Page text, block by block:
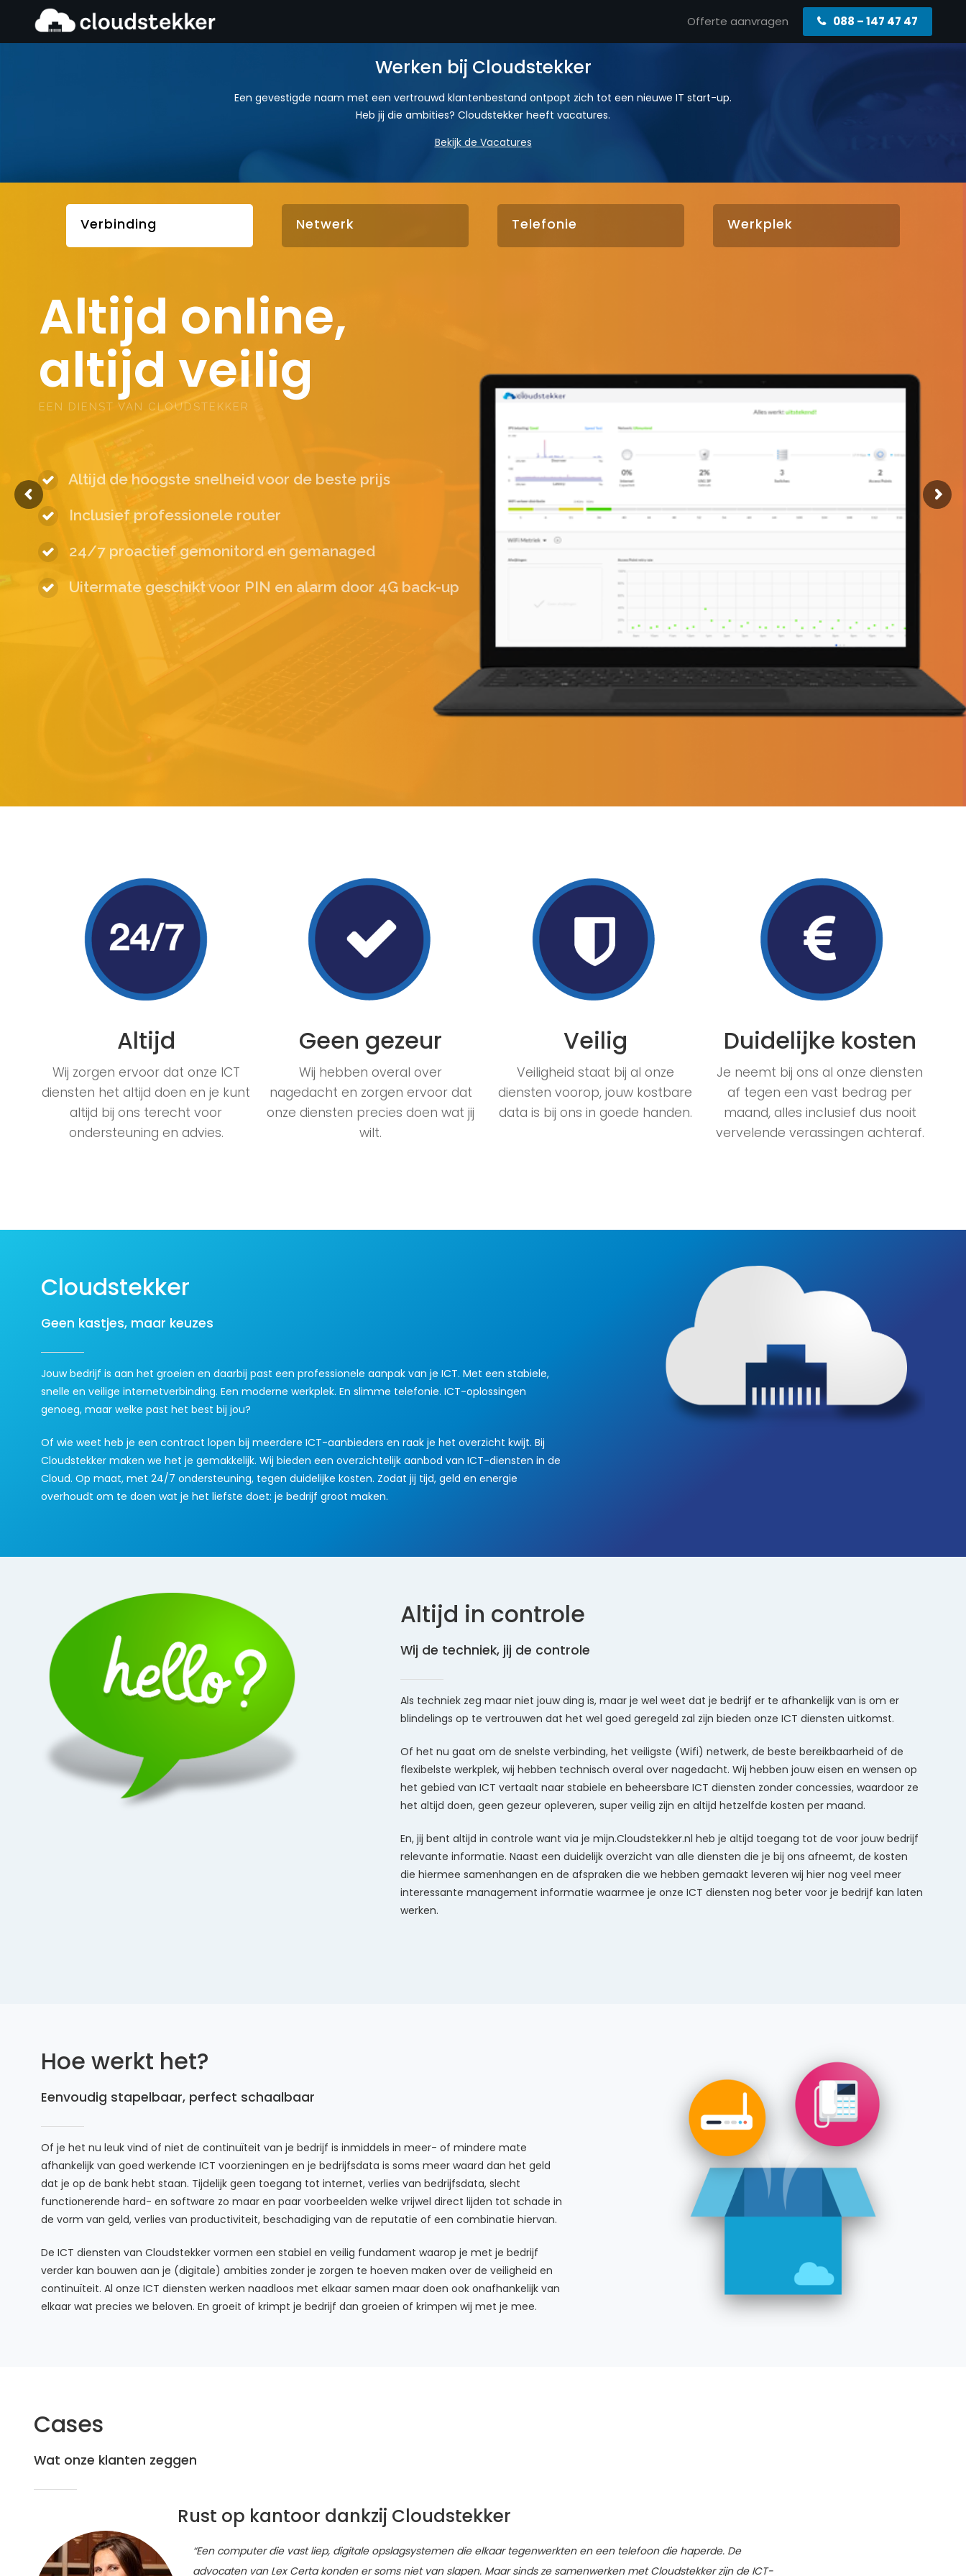
de
Offerte aanvragen 088 – 147 47 47
Werken bij Cloudstekker
Een gevestigde naam met een vertrouwd klantenbestand ontpopt zich tot een nieuwe IT start-up.
Heb jij die ambities? Cloudstekker heeft vacatures.
Bekijk de Vacatures
Altijd online,
altijd veilig
EEN DIENST VAN CLOUDSTEKKER
Altijd de hoogste snelheid voor de beste prijs
Inclusief professionele router
24/7 proactief gemonitord en gemanaged
Uitermate geschikt voor PIN en alarm door 4G back-up
Verbinding Netwerk Telefonie Werkplek
Altijd
Wij zorgen ervoor dat onze ICT
diensten het altijd doen en je kunt
altijd bij ons terecht voor
ondersteuning en advies.
Geen gezeur
Wij hebben overal over
nagedacht en zorgen ervoor dat
onze diensten precies doen wat jij
wilt.
Veilig
Veiligheid staat bij al onze
diensten voorop, jouw kostbare
data is bij ons in goede handen.
Duidelijke kosten
Je neemt bij ons al onze diensten
af tegen een vast bedrag per
maand, alles inclusief dus nooit
vervelende verassingen achteraf.
Cloudstekker
Geen kastjes, maar keuzes
Jouw bedrijf is aan het groeien en daarbij past een professionele aanpak van je ICT. Met een stabiele,
snelle en veilige internetverbinding. Een moderne werkplek. En slimme telefonie. ICT-oplossingen
genoeg, maar welke past het best bij jou?
Of wie weet heb je een contract lopen bij meerdere ICT-aanbieders en raak je het overzicht kwijt. Bij
Cloudstekker maken we het je gemakkelijk. Wij bieden een overzichtelijk aanbod van ICT-diensten in de
Cloud. Op maat, met 24/7 ondersteuning, tegen duidelijke kosten. Zodat jij tijd, geld en energie
overhoudt om te doen wat je het liefste doet: je bedrijf groot maken.
Altijd in controle
Wij de techniek, jij de controle
Als techniek zeg maar niet jouw ding is, maar je wel weet dat je bedrijf er te afhankelijk van is om er
blindelings op te vertrouwen dat het wel goed geregeld zal zijn bieden onze ICT diensten uitkomst.
Of het nu gaat om de snelste verbinding, het veiligste (Wifi) netwerk, de beste bereikbaarheid of de
flexibelste werkplek, wij hebben technisch overal over nagedacht. Wij hebben jouw eisen en wensen op
het gebied van ICT vertaalt naar stabiele en beheersbare ICT diensten zonder concessies, waardoor ze
het altijd doen, geen gezeur opleveren, super veilig zijn en altijd hetzelfde kosten per maand.
En, jij bent altijd in controle want via je mijn.Cloudstekker.nl heb je altijd toegang tot de voor jouw bedrijf
relevante informatie. Naast een duidelijk overzicht van alle diensten die je bij ons afneemt, de kosten
die hiermee samenhangen en de afspraken die we hebben gemaakt leveren wij hier nog veel meer
interessante management informatie waarmee je onze ICT diensten nog beter voor je bedrijf kan laten
werken.
Hoe werkt het?
Eenvoudig stapelbaar, perfect schaalbaar
Of je het nu leuk vind of niet de continuïteit van je bedrijf is inmiddels in meer- of mindere mate
afhankelijk van goed werkende ICT voorzieningen en je bedrijfsdata is soms meer waard dan het geld
dat je op de bank hebt staan. Tijdelijk geen toegang tot internet, verlies van bedrijfsdata, slecht
functionerende hard- en software zo maar en paar voorbeelden welke vrijwel direct lijden tot schade in
de vorm van geld, verlies van productiviteit, beschadiging van de reputatie of een combinatie hiervan.
De ICT diensten van Cloudstekker vormen een stabiel en veilig fundament waarop je met je bedrijf
verder kan bouwen aan je (digitale) ambities zonder je zorgen te hoeven maken over de veiligheid en
continuïteit. Al onze ICT diensten werken naadloos met elkaar samen maar doen ook onafhankelijk van
elkaar wat precies we beloven. En groeit of krimpt je bedrijf dan groeien of krimpen wij met je mee.
Cases
Wat onze klanten zeggen
Rust op kantoor dankzij Cloudstekker
“Een computer die vast liep, digitale opslagsystemen die elkaar tegenwerkten en een telefoon die haperde. De
advocaten van Lex Certa konden er soms niet van slapen. Maar sinds ze samenwerken met Cloudstekker zijn de ICT-